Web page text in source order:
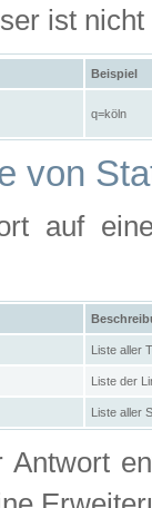
ist
Beispiel
q=köln
von
auf
Liste aller
Liste der
Liste aller